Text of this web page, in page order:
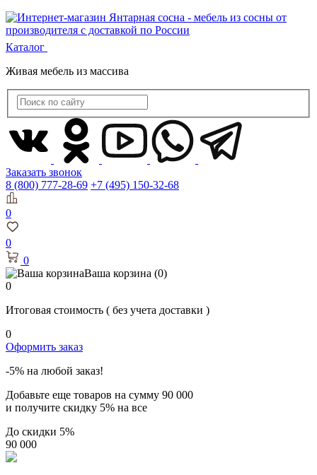
Каталог
Живая мебель из массива
Заказать звонок
8 (800) 777-28-69 +7 (495) 150-32-68
0
0
0
Ваша корзина (0)
0
Итоговая стоимость ( без учета доставки )
0
Оформить заказ
-5% на любой заказ!
Добавьте еще товаров на сумму 90 000
и получите скидку 5% на все
До скидки 5%
90 000